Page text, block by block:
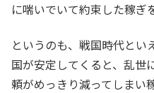
に喘いでいて約束した稼ぎ
というのも、戦国時代とい
国が安定してくると、乱世
頼がめっきり減ってしまい